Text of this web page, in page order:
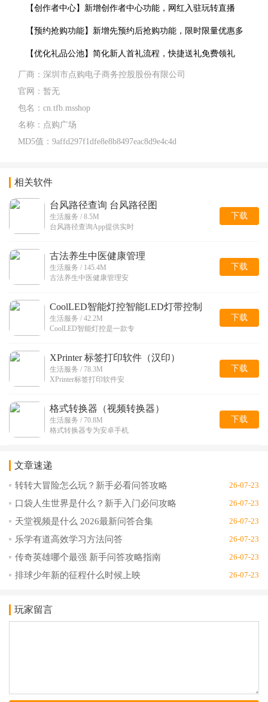
【创作者中心】新增创作者中心功能，网红入驻玩转直播
【预约抢购功能】新增先预约后抢购功能，限时限量优惠多
【优化礼品公池】简化新人首礼流程，快捷送礼免费领礼
厂商： 深圳市点购电子商务控股股份有限公司
官网： 暂无
包名： cn.tfb.msshop
名称： 点购广场
MD5值： 9affd297f1dfe8e8b8497eac8d9e4c4d
相关软件
台风路径查询 台风路径图
生活服务 / 8.5M
台风路径查询App提供实时
下载
古法养生中医健康管理
生活服务 / 145.4M
古法养生中医健康管理安
下载
CoolLED智能灯控智能LED灯带控制
生活服务 / 42.2M
CoolLED智能灯控是一款专
下载
XPrinter 标签打印软件（汉印）
生活服务 / 78.3M
XPrinter标签打印软件安
下载
格式转换器（视频转换器）
生活服务 / 70.8M
格式转换器专为安卓手机
下载
文章速递
转转大冒险怎么玩？新手必看问答攻略 26-07-23
口袋人生世界是什么？新手入门必问攻略 26-07-23
天堂视频是什么 2026最新问答合集 26-07-23
乐学有道高效学习方法问答 26-07-23
传奇英雄哪个最强 新手问答攻略指南 26-07-23
排球少年新的征程什么时候上映 26-07-23
玩家留言